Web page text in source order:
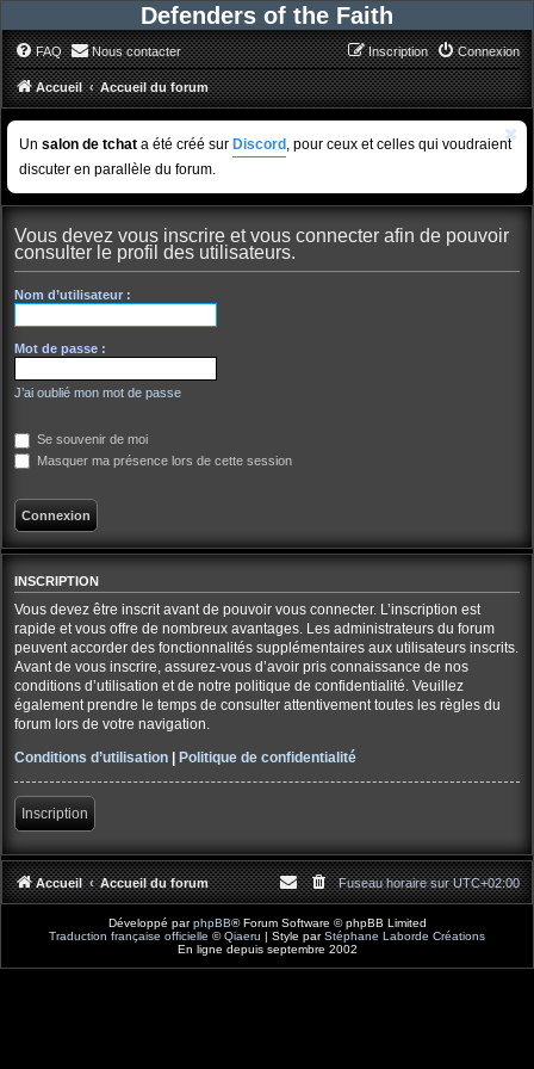
Defenders of the Faith
FAQ Nous contacter Connexion
Inscription
Accueil Accueil du forum
Un salon de tchat a été créé sur Discord , pour ceux et celles qui voudraient
discuter en parallèle du forum.
Vous devez vous inscrire et vous connecter afin de pouvoir
consulter le profil des utilisateurs.
Nom d’utilisateur :
Mot de passe :
J’ai oublié mon mot de passe
Se souvenir de moi
Masquer ma présence lors de cette session
INSCRIPTION
Vous devez être inscrit avant de pouvoir vous connecter. L’inscription est
rapide et vous offre de nombreux avantages. Les administrateurs du forum
peuvent accorder des fonctionnalités supplémentaires aux utilisateurs inscrits.
Avant de vous inscrire, assurez-vous d’avoir pris connaissance de nos
conditions d’utilisation et de notre politique de confidentialité. Veuillez
également prendre le temps de consulter attentivement toutes les règles du
forum lors de votre navigation.
Conditions d’utilisation | Politique de confidentialité
Inscription
Accueil Accueil du forum Fuseau horaire surUTC+02:00
Développé parphpBB® Forum Software © phpBB Limited
Traduction française officielle ©Qiaeru | Style parStéphane Laborde Créations
En ligne depuis septembre 2002